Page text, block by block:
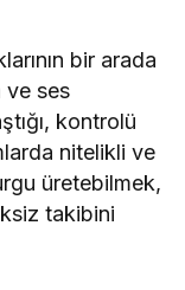
bir arada
ve ses
kontrolü
nitelikli ve
üretebilmek,
takibini